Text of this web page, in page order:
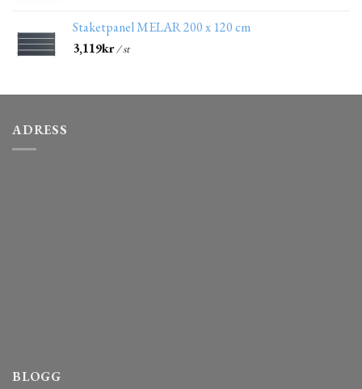
Staketpanel MELAR 200 x 120 cm
3,119kr/ st
ADRESS
BLOGG